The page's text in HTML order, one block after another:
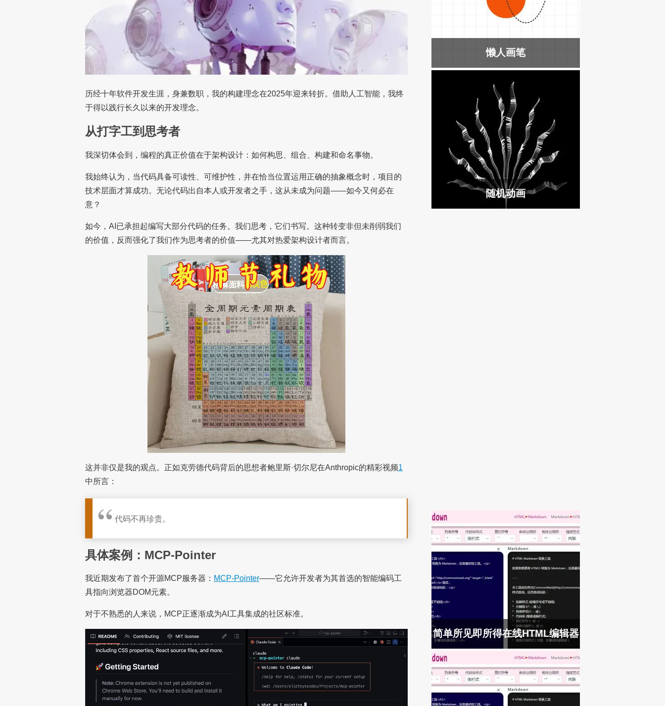
历经十年软件开发生涯，身兼数职，我的构建理念在2025年迎来转折。借助人工智能，我终
于得以践行长久以来的开发理念。
从打字工到思考者
我深切体会到，编程的真正价值在于架构设计：如何构思、组合、构建和命名事物。
我始终认为，当代码具备可读性、可维护性，并在恰当位置运用正确的抽象概念时，项目的
技术层面才算成功。无论代码出自本人或开发者之手，这从未成为问题——如今又何必在
意？
如今，AI已承担起编写大部分代码的任务。我们思考，它们书写。这种转变非但未削弱我们
的价值，反而强化了我们作为思考者的价值——尤其对热爱架构设计者而言。
这并非仅是我的观点。正如克劳德代码背后的思想者鲍里斯·切尔尼在Anthropic的精彩视频1
中所言：
代码不再珍贵。
具体案例：MCP-Pointer
我近期发布了首个开源MCP服务器： MCP-Pointer——它允许开发者为其首选的智能编码工
具指向浏览器DOM元素。
对于不熟悉的人来说，MCP正逐渐成为AI工具集成的社区标准。
懒人画笔
随机动画
简单所见即所得在线HTML编辑器